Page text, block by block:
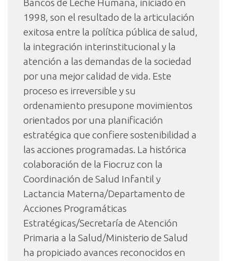
Bancos de Leche Humana, iniciado en
1998, son el resultado de la articulación
exitosa entre la política pública de salud,
la integración interinstitucional y la
atención a las demandas de la sociedad
por una mejor calidad de vida. Este
proceso es irreversible y su
ordenamiento presupone movimientos
orientados por una planificación
estratégica que confiere sostenibilidad a
las acciones programadas. La histórica
colaboración de la Fiocruz con la
Coordinación de Salud Infantil y
Lactancia Materna/Departamento de
Acciones Programáticas
Estratégicas/Secretaría de Atención
Primaria a la Salud/Ministerio de Salud
ha propiciado avances reconocidos en